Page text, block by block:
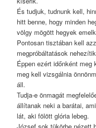
És tudjuk, tudnunk kell,
hitt benne, hogy minden
völgy mögött hegyek
Pontosan tisztában kell
megpróbáltatások
Éppen ezért időnként
meg kell vizsgálnia
áll.
Tudja-e önmagát
állítanak neki a barátai,
lát, aki fölött glória lebeg.